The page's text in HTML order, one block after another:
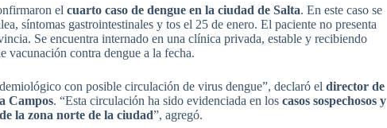
el cuarto caso de dengue en la ciudad de Salta. En este caso se
síntomas gastrointestinales y tos el 25 de enero. El paciente no presenta
Se encuentra internado en una clínica privada, estable y recibiendo
vacunación contra dengue a la fecha.
con posible circulación de virus dengue”, declaró el director de
Campos. “Esta circulación ha sido evidenciada en los casos sospechosos y
la zona norte de la ciudad”, agregó.